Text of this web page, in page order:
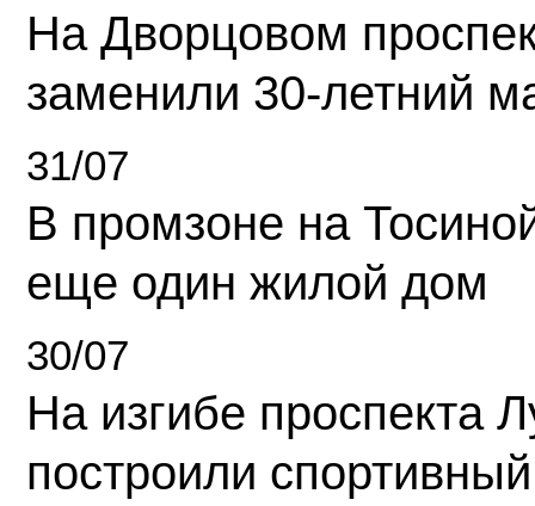
На Дворцовом
заменили 30-летний
31/07
В промзоне на
еще один жилой дом
30/07
На изгибе проспекта
построили